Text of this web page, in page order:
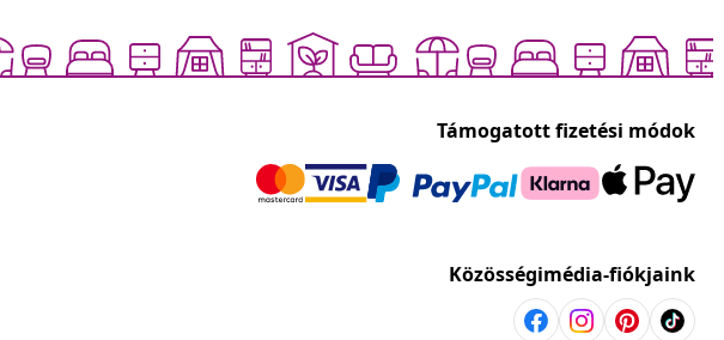
Támogatott fizetési módok
Közösségimédia-fiókjaink